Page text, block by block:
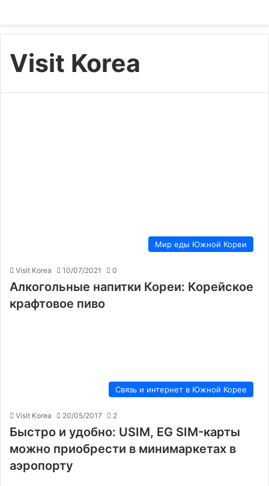
Visit Korea
Мир еды Южной Кореи
Visit Korea 10/07/2021 0
Алкогольные напитки Кореи: Корейское
крафтовое пиво
Связь и интернет в Южной Корее
Visit Korea 20/05/2017 2
Быстро и удобно: USIM, EG SIM-карты
можно приобрести в минимаркетах в
аэропорту